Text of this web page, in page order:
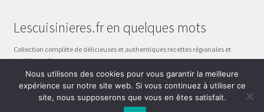
Lescuisinieres.fr en quelques mots
Collection complète de délicieuses et authentiques recettes régionales et
traditionnelles.
Celles qui sont inscrites dans les précieux carnets de nos grand-mères, celles
qui se transmettent de mère en fille, de femme à femme.
Nous utilisons des cookies pour vous garantir la meilleure
expérience sur notre site web. Si vous continuez à utiliser ce
site, nous supposerons que vous en êtes satisfait.